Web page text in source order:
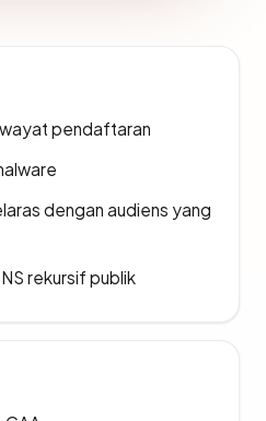
pendaftaran
dengan audiens yang
rekursif publik